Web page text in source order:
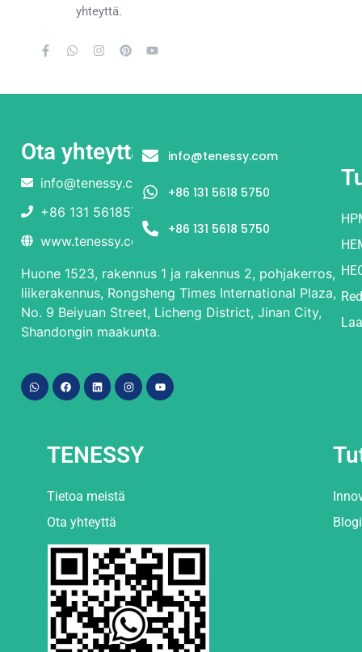
yhteyttä.
Ota yhteyttä
info@tenessy.com
+86 131 56185750
www.tenessy.com
Huone 1523, rakennus 1 ja rakennus 2, pohjakerros,
liikerakennus, Rongsheng Times International Plaza,
No. 9 Beiyuan Street, Licheng District, Jinan City,
Shandongin maakunta.
TENESSY
Tietoa meistä
Ota yhteyttä
info@tenessy.com
+86 131 5618 5750
+86 131 5618 5750